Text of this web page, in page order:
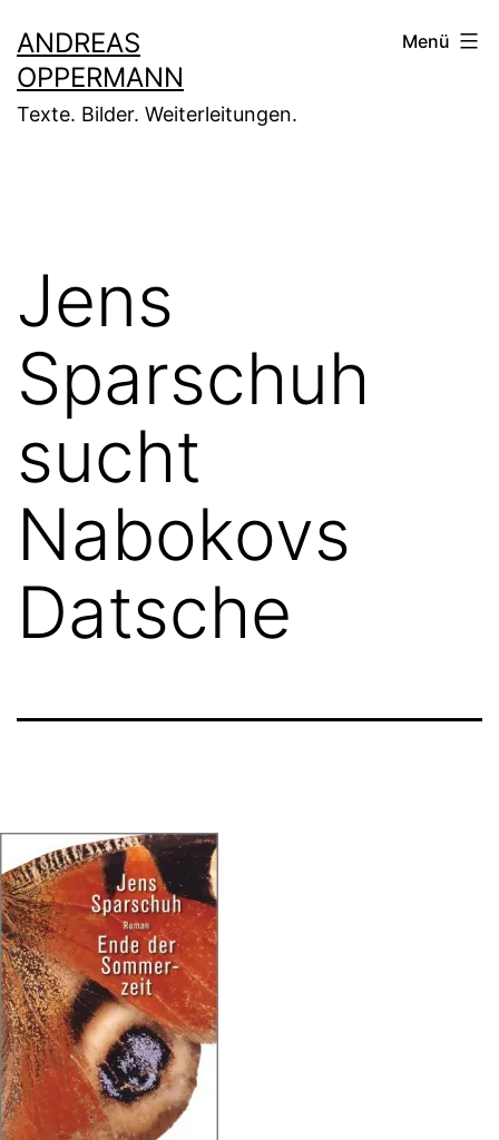
Inhalt
springen
ANDREAS
OPPERMANN
Texte. Bilder. Weiterleitungen.
Menü
Jens
Sparschuh
sucht
Nabokovs
Datsche